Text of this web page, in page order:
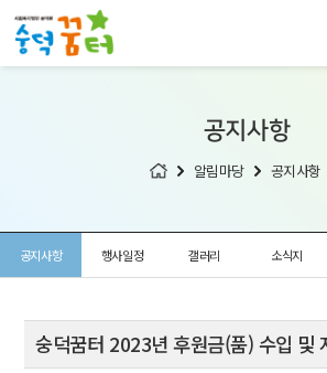
공지사항
알림마당 공지사항
공지사항 행사일정 갤러리 소식지
숭덕꿈터 2023년 후원금(품) 수입 및